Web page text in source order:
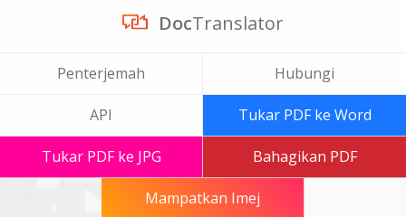
DocTranslator
Penterjemah Hubungi
API Tukar PDF ke Word
Tukar PDF ke JPG Bahagikan PDF
Mampatkan Imej